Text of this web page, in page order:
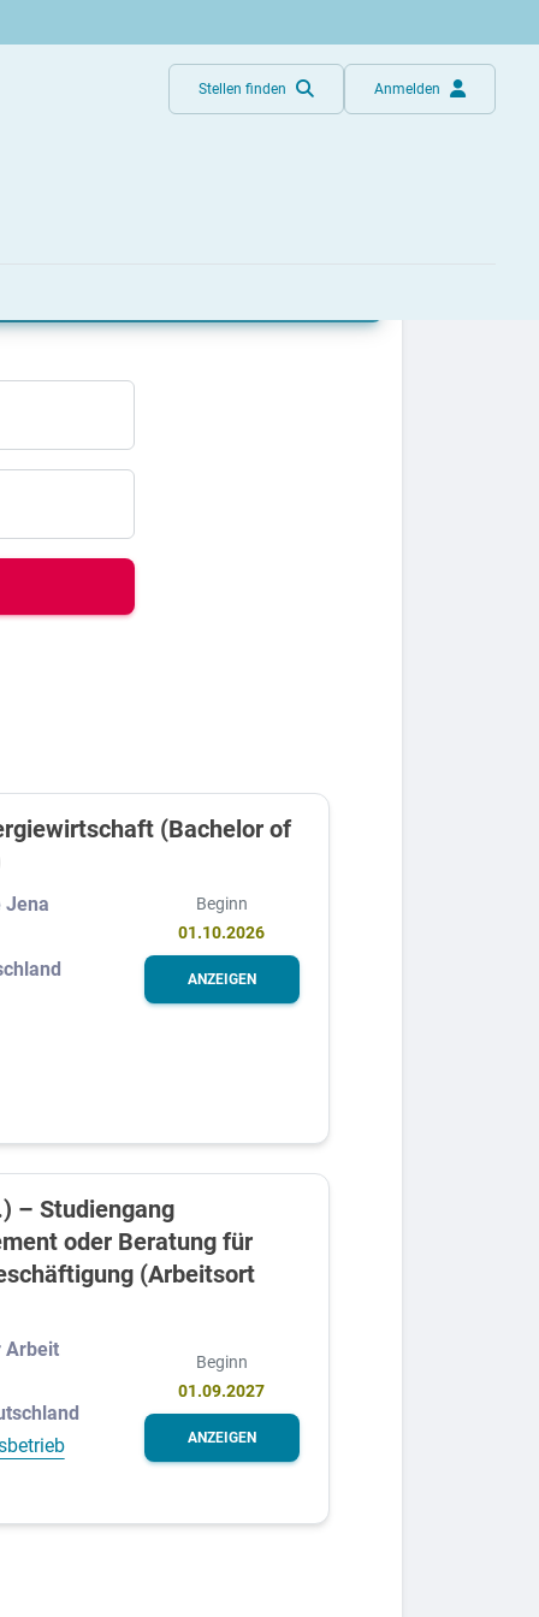
Stellen finden Anmelden
(Bachelor of
Jena
Beginn
01.10.2026
ANZEIGEN
– Studiengang
oder Beratung für
(Arbeitsort
Arbeit
Beginn
01.09.2027
ANZEIGEN